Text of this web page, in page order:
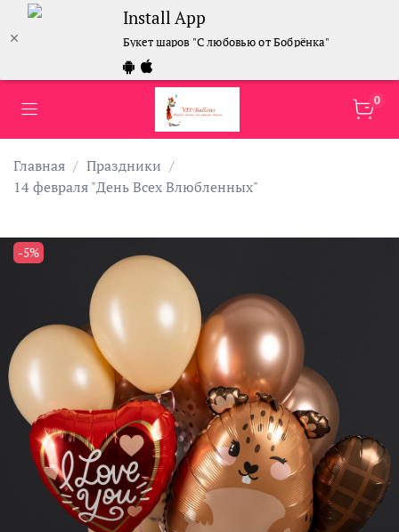
Install App
Букет шаров "С любовью от Бобрёнка"
0
Главная
Праздники
14 февраля "День Всех Влюбленных"
-5%